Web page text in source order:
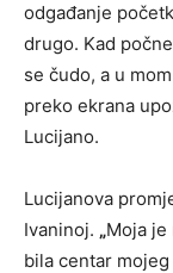
odgađanje
drugo. Kad
se čudo, a u
preko ekrana
Lucijano.
Lucijanova
Ivaninoj. „Moja je
bila centar